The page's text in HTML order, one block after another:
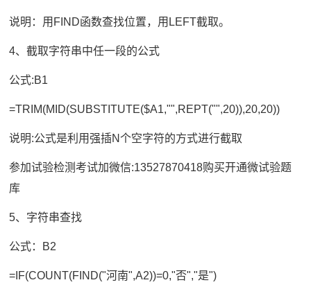
说明：用FIND函数查找位置，用LEFT截取。
4、截取字符串中任一段的公式
公式:B1
=TRIM(MID(SUBSTITUTE($A1,"",REPT("",20)),20,20))
说明:公式是利用强插N个空字符的方式进行截取
参加试验检测考试加微信:13527870418购买开通微试验题
库
5、字符串查找
公式：B2
=IF(COUNT(FIND("河南",A2))=0,"否","是")